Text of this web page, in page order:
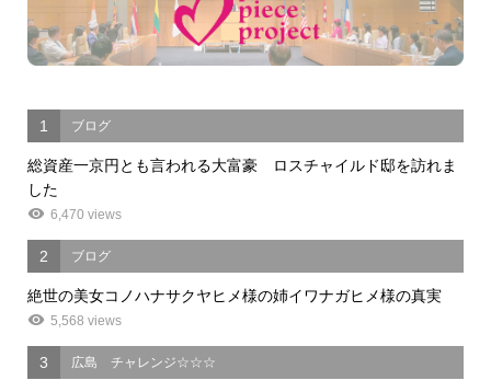
1 ブログ
総資産一京円とも言われる大富豪 ロスチャイルド邸を訪れま
した
6,470 views
2 ブログ
絶世の美女コノハナサクヤヒメ様の姉イワナガヒメ様の真実
5,568 views
3 広島 チャレンジ☆☆☆